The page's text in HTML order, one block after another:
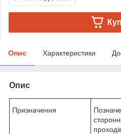
Опис Характеристики
Опис
Призначення